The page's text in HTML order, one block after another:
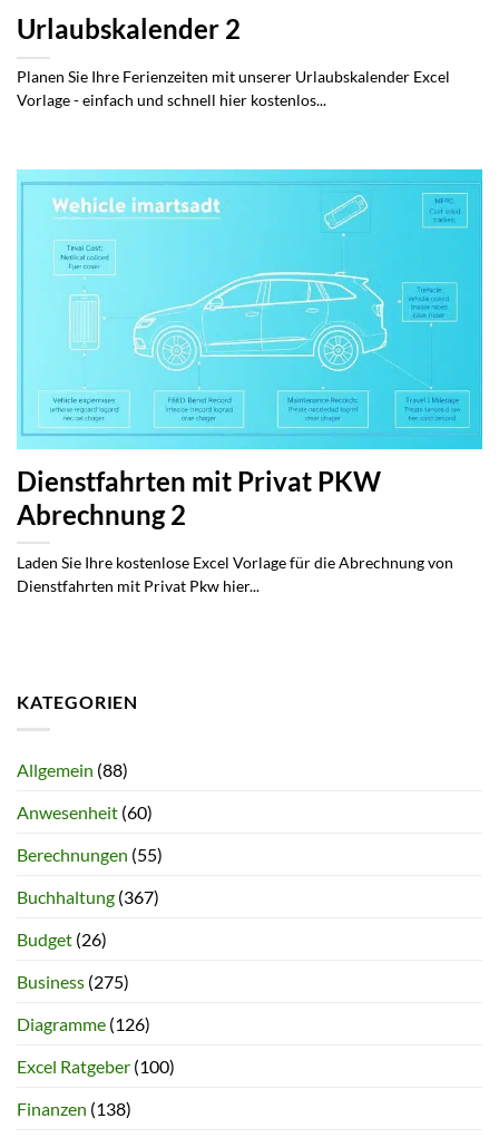
Urlaubskalender 2
Planen Sie Ihre Ferienzeiten mit unserer Urlaubskalender Excel
Vorlage - einfach und schnell hier kostenlos...
Dienstfahrten mit Privat PKW
Abrechnung 2
Laden Sie Ihre kostenlose Excel Vorlage für die Abrechnung von
Dienstfahrten mit Privat Pkw hier...
KATEGORIEN
Allgemein (88)
Anwesenheit (60)
Berechnungen (55)
Buchhaltung (367)
Budget (26)
Business (275)
Diagramme (126)
Excel Ratgeber (100)
Finanzen (138)